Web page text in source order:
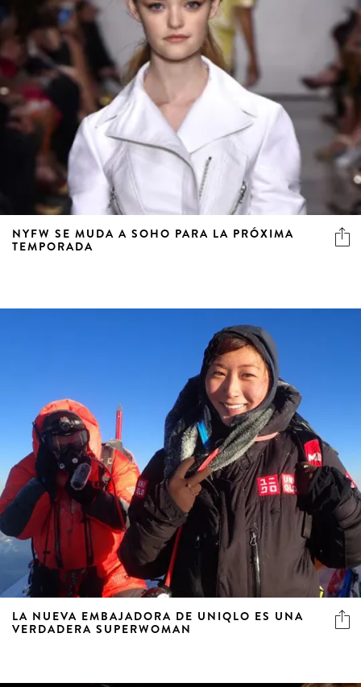
NYFW SE MUDA A SOHO PARA LA PRÓXIMA
TEMPORADA
LA NUEVA EMBAJADORA DE UNIQLO ES UNA
VERDADERA SUPERWOMAN